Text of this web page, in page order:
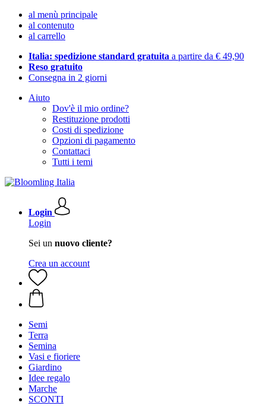
al menù principale
al contenuto
al carrello
Italia: spedizione standard gratuita a partire da € 49,90
Reso gratuito
Consegna in 2 giorni
Aiuto
Dov'è il mio ordine?
Restituzione prodotti
Costi di spedizione
Opzioni di pagamento
Contattaci
Tutti i temi
Login
Login
Sei un nuovo cliente?
Crea un account
Semi
Terra
Semina
Vasi e fioriere
Giardino
Idee regalo
Marche
SCONTI